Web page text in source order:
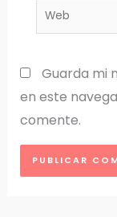
Web
Guarda mi
en este
comente.